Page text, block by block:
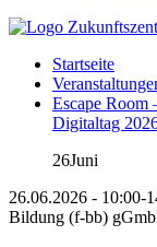
Startseite
Escape Room
Digitaltag
26Juni
26.06.2026 - 10:00-
Bildung (f-bb)